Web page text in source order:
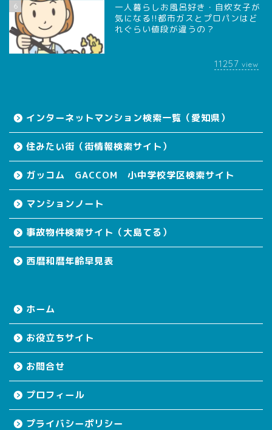
6
一人暮らしお風呂好き・自炊女子が
気になる!!都市ガスとプロパンはど
れぐらい値段が違うの？
11257 view
インターネットマンション検索一覧（愛知県）
住みたい街（街情報検索サイト）
ガッコム GACCOM 小中学校学区検索サイト
マンションノート
事故物件検索サイト（大島てる）
西暦和暦年齢早見表
ホーム
お役立ちサイト
お問合せ
プロフィール
プライバシーポリシー